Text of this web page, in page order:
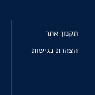
תקנון אתר
הצהרת נגישות